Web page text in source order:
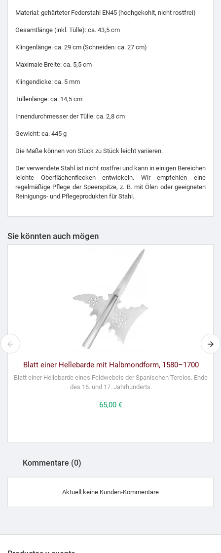
Material: gehärteter Federstahl EN45 (hochgekohlt, nicht rostfrei)
Gesamtlänge (inkl. Tülle): ca. 43,5 cm
Klingenlänge: ca. 29 cm (Schneiden: ca. 27 cm)
Maximale Breite: ca. 5,5 cm
Klingendicke: ca. 5 mm
Tüllenlänge: ca. 14,5 cm
Innendurchmesser der Tülle: ca. 2,8 cm
Gewicht: ca. 445 g
Die Maße können von Stück zu Stück leicht variieren.
Der verwendete Stahl ist nicht rostfrei und kann in einigen Bereichen
leichte Oberflächenflecken entwickeln. Wir empfehlen eine
regelmäßige Pflege der Speerspitze, z. B. mit Ölen oder geeigneten
Reinigungs- und Pflegeprodukten für Stahl.
Sie könnten auch mögen
Blatt einer Hellebarde mit Halbmondform, 1580–1700
Blatt einer Hellebarde eines Feldwebels der Spanischen Tercios. Ende
des 16. und 17. Jahrhunderts.
Preis
65,00 €
Kommentare (0)
Aktuell keine Kunden-Kommentare